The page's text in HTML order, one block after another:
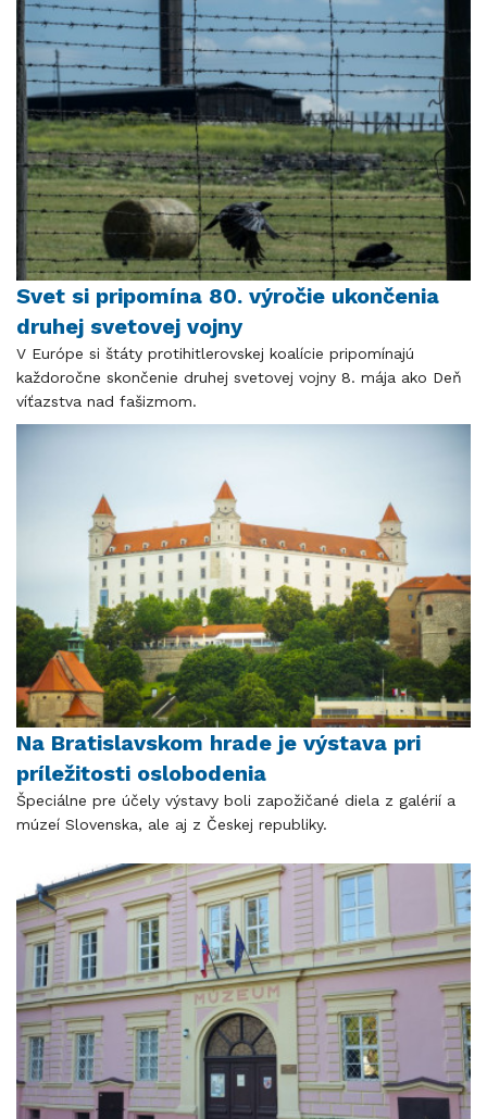
Svet si pripomína 80. výročie ukončenia
druhej svetovej vojny
V Európe si štáty protihitlerovskej koalície pripomínajú
každoročne skončenie druhej svetovej vojny 8. mája ako Deň
víťazstva nad fašizmom.
Na Bratislavskom hrade je výstava pri
príležitosti oslobodenia
Špeciálne pre účely výstavy boli zapožičané diela z galérií a
múzeí Slovenska, ale aj z Českej republiky.